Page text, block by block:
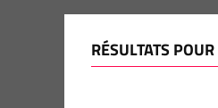
RÉSULTATS